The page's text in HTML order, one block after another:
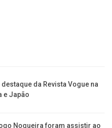
da Revista Vogue na
e Japão
Nogueira foram assistir ao